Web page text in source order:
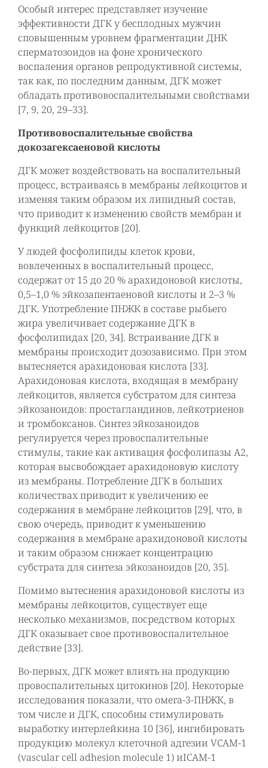
Особый интерес представляет изучение
эффективности ДГК у бесплодных мужчин
сповышенным уровнем фрагментации ДНК
сперматозоидов на фоне хронического
воспаления органов репродуктивной системы,
так как, по последним данным, ДГК может
обладать противовоспалительными свойствами
[7, 9, 20, 29–33].
Противовоспалительные свойства
докозагексаеновой кислоты
ДГК может воздействовать на воспалительный
процесс, встраиваясь в мембраны лейкоцитов и
изменяя таким образом их липидный состав,
что приводит к изменению свойств мембран и
функций лейкоцитов [20].
У людей фосфолипиды клеток крови,
вовлеченных в воспалительный процесс,
содержат от 15 до 20 % арахидоновой кислоты,
0,5–1,0 % эйкозапентаеновой кислоты и 2–3 %
ДГК. Употребление ПНЖК в составе рыбьего
жира увеличивает содержание ДГК в
фосфолипидах [20, 34]. Встраивание ДГК в
мембраны происходит дозозависимо. При этом
вытесняется арахидоновая кислота [33].
Арахидоновая кислота, входящая в мембрану
лейкоцитов, является субстратом для синтеза
эйкозаноидов: простагландинов, лейкотриенов
и тромбоксанов. Синтез эйкозаноидов
регулируется через провоспалительные
стимулы, такие как активация фосфолипазы А2,
которая высвобождает арахидоновую кислоту
из мембраны. Потребление ДГК в больших
количествах приводит к увеличению ее
содержания в мембране лейкоцитов [29], что, в
свою очередь, приводит к уменьшению
содержания в мембране арахидоновой кислоты
и таким образом снижает концентрацию
субстрата для синтеза эйкозаноидов [20, 35].
Помимо вытеснения арахидоновой кислоты из
мембраны лейкоцитов, существует еще
несколько механизмов, посредством которых
ДГК оказывает свое противовоспалительное
действие [33].
Во-первых, ДГК может влиять на продукцию
провоспалительных цитокинов [20]. Некоторые
исследования показали, что омега-3-ПНЖК, в
том числе и ДГК, способны стимулировать
выработку интерлейкина 10 [36], ингибировать
продукцию молекул клеточной адгезии VCAM-1
(vascular cell adhesion molecule 1) иICAM-1